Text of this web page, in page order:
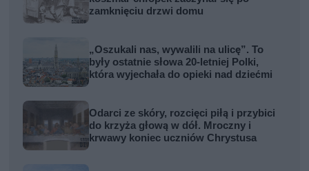
zamknięciu drzwi domu
„Oszukali nas, wywalili na ulicę”. To
były ostatnie słowa 20-letniej Polki,
która wyjechała do opieki nad dziećmi
Odarci ze skóry, rozcięci piłą i przybici
do krzyża głową w dół. Mroczny i
krwawy koniec uczniów Chrystusa